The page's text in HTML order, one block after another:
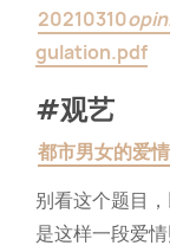
20210310
gulation.pdf
#观艺
都市男女的爱
别看这个题目
是这样一段爱情